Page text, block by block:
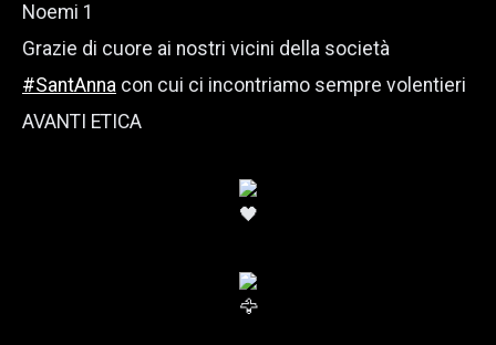
Noemi 1
Grazie di cuore ai nostri vicini della società
#SantAnna con cui ci incontriamo sempre volentieri
AVANTI ETICA